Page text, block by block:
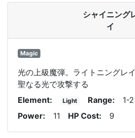
シャイニング
イ
Magic
光の上級魔弾。ライトニングレ
聖なる光で攻撃する
Element
Light Range 1-2
Power
11 HP Cost 9